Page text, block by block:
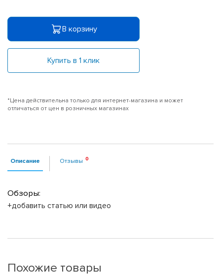
В корзину
Купить в 1 клик
*Цена действительна только для интернет-магазина и может
отличаться от цен в розничных магазинах
Описание Отзывы
Обзоры:
+добавить статью или видео
Похожие товары